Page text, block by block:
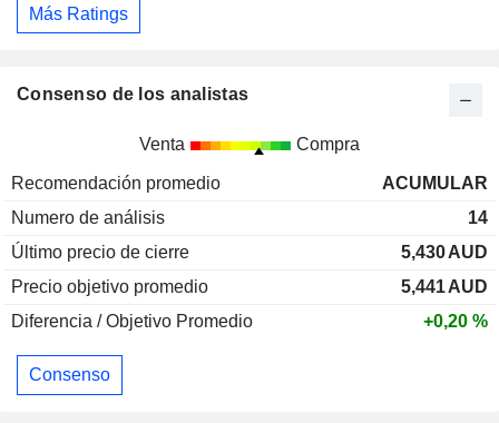
Más Ratings
Consenso de los analistas
Venta Compra
Recomendación promedio
ACUMULAR
Numero de análisis
14
Último precio de cierre
5,430AUD
Precio objetivo promedio
5,441AUD
Diferencia / Objetivo Promedio
+0,20 %
Consenso